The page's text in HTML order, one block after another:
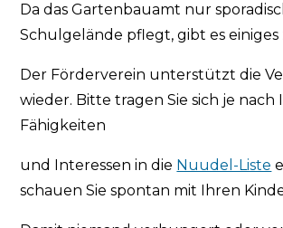
Da das Gartenbauamt nur
Schulgelände pflegt, gibt es
Der Förderverein unterstützt die
wieder. Bitte tragen Sie sich je nach
Fähigkeiten
und Interessen in die Nuudel-Liste
schauen Sie spontan mit Ihren